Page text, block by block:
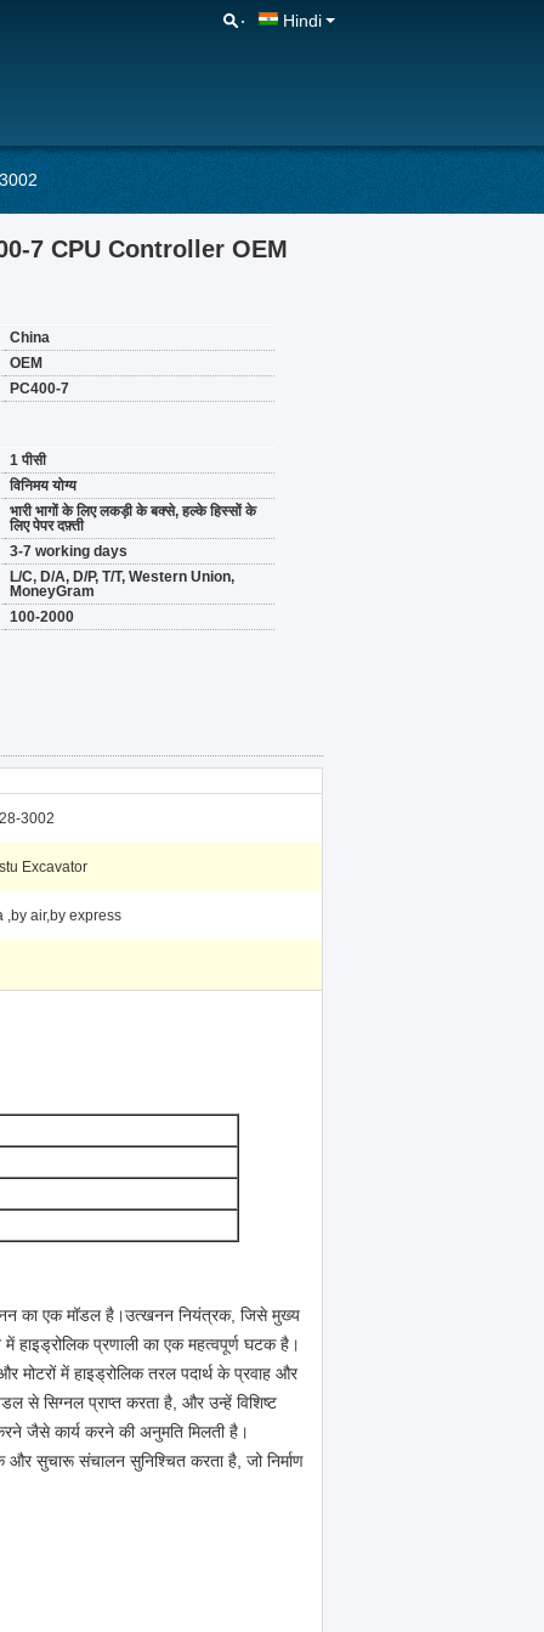
Hindi
7 CPU Controller OEM
China
OEM
PC400-7
1 पीसी
विनिमय योग्य
भारी भागों के लिए लकड़ी के बक्से, हल्के हिस्सों के
लिए पेपर दफ़्ती
3-7 working days
L/C, D/A, D/P, T/T, Western Union,
MoneyGram
100-2000
3002
Excavator
,by air,by express
का एक मॉडल है।उत्खनन नियंत्रक, जिसे मुख्य
हाइड्रोलिक प्रणाली का एक महत्वपूर्ण घटक है।
मोटरों में हाइड्रोलिक तरल पदार्थ के प्रवाह और
से सिग्नल प्राप्त करता है, और उन्हें विशिष्ट
जैसे कार्य करने की अनुमति मिलती है।
और सुचारू संचालन सुनिश्चित करता है, जो निर्माण